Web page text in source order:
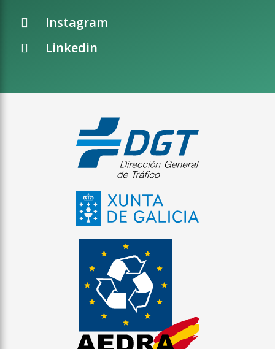
Instagram
Linkedin